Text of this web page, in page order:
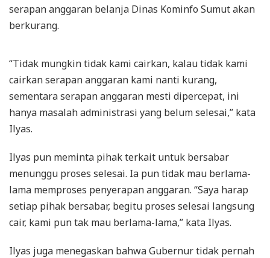
serapan anggaran belanja Dinas Kominfo Sumut akan
berkurang.
“Tidak mungkin tidak kami cairkan, kalau tidak kami
cairkan serapan anggaran kami nanti kurang,
sementara serapan anggaran mesti dipercepat, ini
hanya masalah administrasi yang belum selesai,” kata
Ilyas.
Ilyas pun meminta pihak terkait untuk bersabar
menunggu proses selesai. Ia pun tidak mau berlama-
lama memproses penyerapan anggaran. “Saya harap
setiap pihak bersabar, begitu proses selesai langsung
cair, kami pun tak mau berlama-lama,” kata Ilyas.
Ilyas juga menegaskan bahwa Gubernur tidak pernah